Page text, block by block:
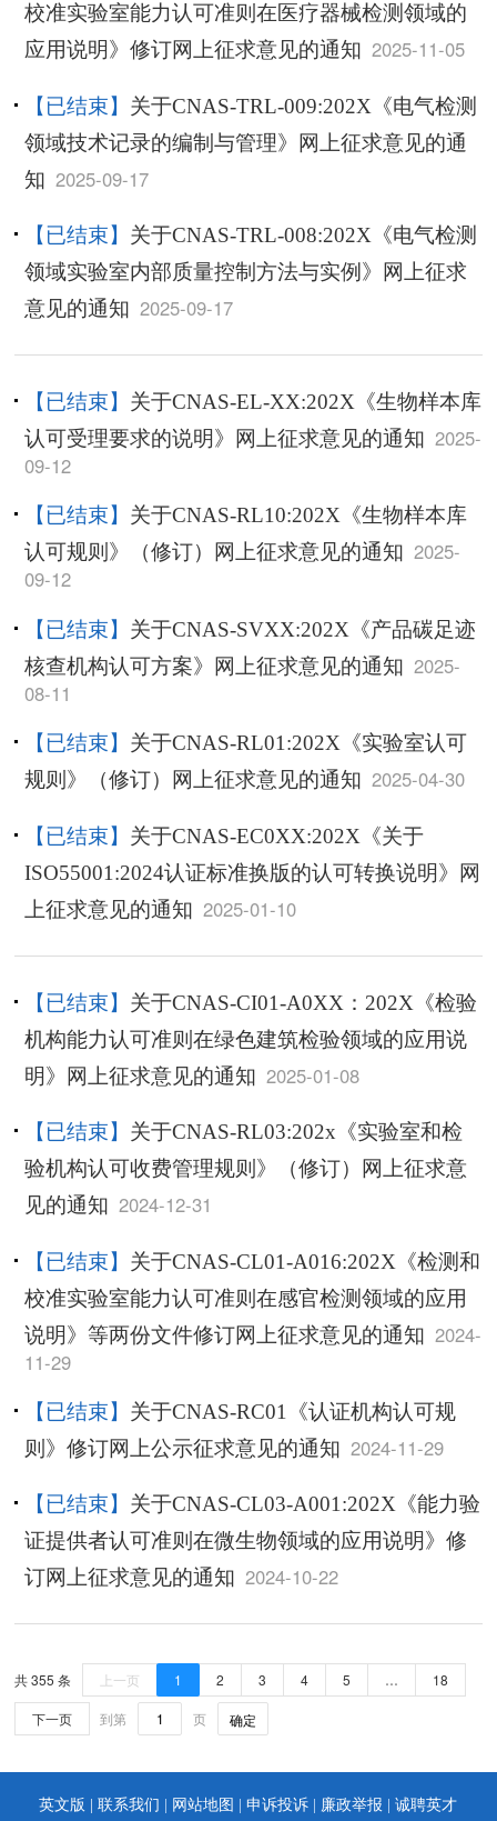
校准实验室能力认可准则在医疗器械检测领域的
应用说明》修订网上征求意见的通知 2025-11-05
【已结束】 关于CNAS-TRL-009:202X《电气检测
领域技术记录的编制与管理》网上征求意见的通
知 2025-09-17
【已结束】 关于CNAS-TRL-008:202X《电气检测
领域实验室内部质量控制方法与实例》网上征求
意见的通知 2025-09-17
【已结束】 关于CNAS-EL-XX:202X《生物样本库
认可受理要求的说明》网上征求意见的通知 2025-
09-12
【已结束】 关于CNAS-RL10:202X《生物样本库
认可规则》（修订）网上征求意见的通知 2025-
09-12
【已结束】 关于CNAS-SVXX:202X《产品碳足迹
核查机构认可方案》网上征求意见的通知 2025-
08-11
【已结束】 关于CNAS-RL01:202X《实验室认可
规则》（修订）网上征求意见的通知 2025-04-30
【已结束】 关于CNAS-EC0XX:202X《关于
ISO55001:2024认证标准换版的认可转换说明》网
上征求意见的通知 2025-01-10
【已结束】 关于CNAS-CI01-A0XX：202X《检验
机构能力认可准则在绿色建筑检验领域的应用说
明》网上征求意见的通知 2025-01-08
【已结束】 关于CNAS-RL03:202x《实验室和检
验机构认可收费管理规则》（修订）网上征求意
见的通知 2024-12-31
【已结束】 关于CNAS-CL01-A016:202X《检测和
校准实验室能力认可准则在感官检测领域的应用
说明》等两份文件修订网上征求意见的通知 2024-
11-29
【已结束】 关于CNAS-RC01《认证机构认可规
则》修订网上公示征求意见的通知 2024-11-29
【已结束】 关于CNAS-CL03-A001:202X《能力验
证提供者认可准则在微生物领域的应用说明》修
订网上征求意见的通知 2024-10-22
共 355 条 上一页 1 2 3 4 5 … 18
下一页 到第 页 确定
英文版 | 联系我们 | 网站地图 |申诉投诉 | 廉政举报 |诚聘英才